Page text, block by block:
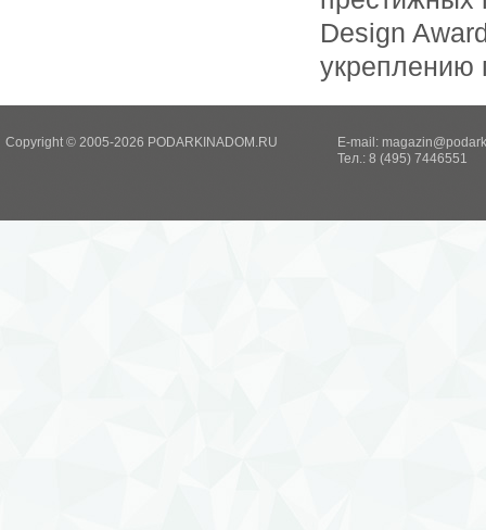
Design
укреплению
Copyright © 2005-2026 PODARKINADOM.RU E-mail:
Тел.: 8 (495) 7446551